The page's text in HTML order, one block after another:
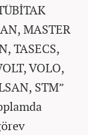
MASTER
TASECS,
VOLO,
STM”